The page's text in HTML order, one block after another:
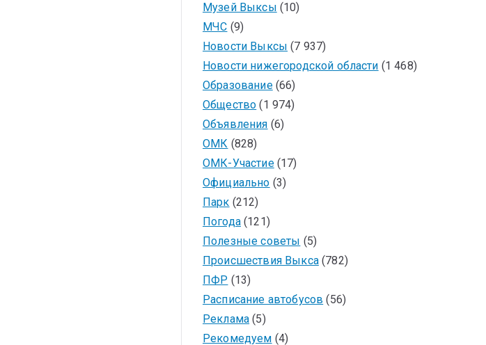
Музей Выксы (10)
МЧС (9)
Новости Выксы (7 937)
Новости нижегородской области (1 468)
Образование(66)
Общество (1 974)
Объявления (6)
ОМК (828)
ОМК-Участие(17)
Официально (3)
Парк (212)
Погода(121)
Полезные советы (5)
Происшествия Выкса(782)
ПФР (13)
Расписание автобусов (56)
Реклама (5)
Рекомедуем (4)